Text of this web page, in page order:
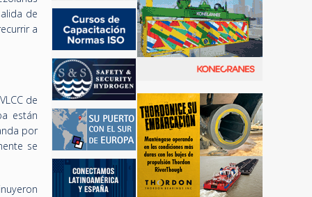
de
a
de
están
por
se